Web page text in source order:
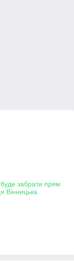
забрати прям
Вінницька